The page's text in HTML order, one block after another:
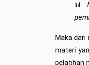
📊
Maka dari
materi
pelatihan